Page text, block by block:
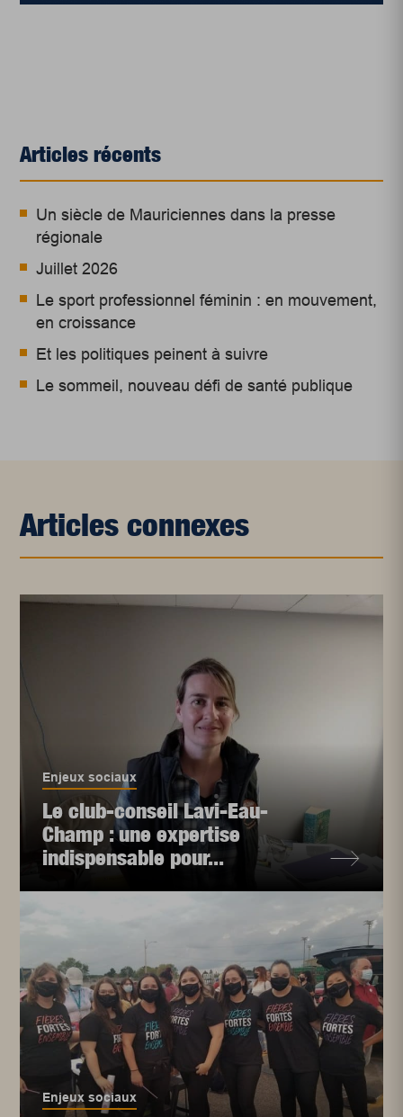
Articles récents
Un siècle de Mauriciennes dans la presse
régionale
Juillet 2026
Le sport professionnel féminin : en mouvement,
en croissance
Et les politiques peinent à suivre
Le sommeil, nouveau défi de santé publique
Articles connexes
Enjeux sociaux
Le club-conseil Lavi-Eau-
Champ : une expertise
indispensable pour...
Enjeux sociaux